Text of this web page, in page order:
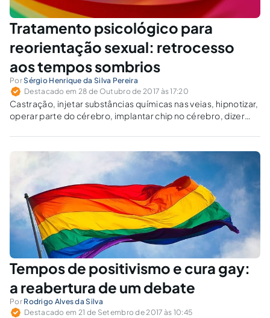
Tratamento psicológico para
reorientação sexual: retrocesso
aos tempos sombrios
PorSérgio Henrique da Silva Pereira
Destacado em 28 de Outubro de 2017 às 17:20
Castração, injetar substâncias químicas nas veias, hipnotizar,
operar parte do cérebro, implantar chip no cérebro, dizer
para se expressar que "o melhor é não ser LGBT"?
Tempos de positivismo e cura gay:
a reabertura de um debate
Por Rodrigo Alves da Silva
Destacado em 21 de Setembro de 2017 às 10:45